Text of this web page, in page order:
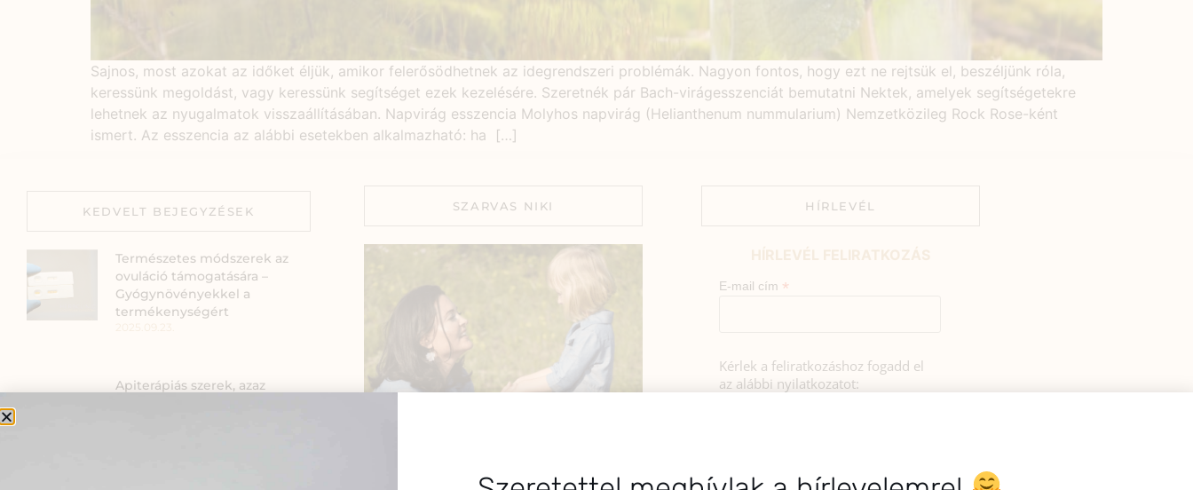
Sajnos, most azokat az időket éljük, amikor felerősödhetnek az idegrendszeri problémák. Nagyon fontos, hogy ezt ne rejtsük el, beszéljünk róla,
keressünk megoldást, vagy keressünk segítséget ezek kezelésére. Szeretnék pár Bach-virágesszenciát bemutatni Nektek, amelyek segítségetekre
lehetnek az nyugalmatok visszaállításában. Napvirág esszencia Molyhos napvirág (Helianthenum nummularium) Nemzetközileg Rock Rose-ként
ismert. Az esszencia az alábbi esetekben alkalmazható: ha […]
KEDVELT BEJEGYZÉSEK
Természetes módszerek az
ovuláció támogatására –
Gyógynövényekkel a
termékenységért
Apiterápiás szerek, azaz
SZARVAS NIKI HÍRLEVÉL
E-mail cím *
Kérlek a feliratkozáshoz fogadd el
az alábbi nyilatkozatot: